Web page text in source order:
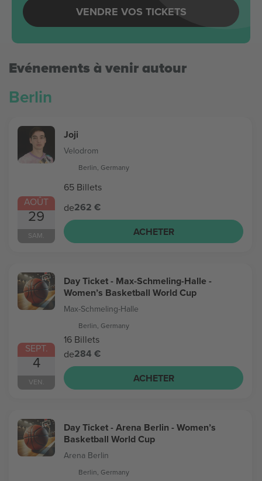
VENDRE VOS TICKETS
Evénements à venir autour
Berlin
AOÛT
29
SAM.
Joji
Velodrom
Berlin, Germany
65 Billets
de262 €
ACHETER
SEPT.
4
VEN.
Day Ticket - Max-Schmeling-Halle -
Women’s Basketball World Cup
Max-Schmeling-Halle
Berlin, Germany
16 Billets
de284 €
ACHETER
Day Ticket - Arena Berlin - Women’s
Basketball World Cup
Arena Berlin
Berlin, Germany